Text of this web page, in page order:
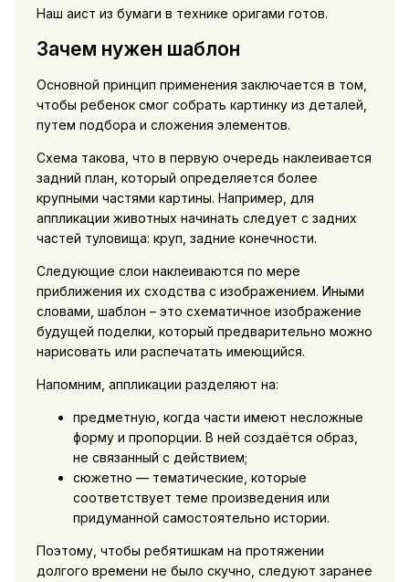
Наш аист из бумаги в технике оригами готов.
Зачем нужен шаблон
Основной принцип применения заключается в том,
чтобы ребенок смог собрать картинку из деталей,
путем подбора и сложения элементов.
Схема такова, что в первую очередь наклеивается
задний план, который определяется более
крупными частями картины. Например, для
аппликации животных начинать следует с задних
частей туловища: круп, задние конечности.
Следующие слои наклеиваются по мере
приближения их сходства с изображением. Иными
словами, шаблон – это схематичное изображение
будущей поделки, который предварительно можно
нарисовать или распечатать имеющийся.
Напомним, аппликации разделяют на:
предметную, когда части имеют несложные
форму и пропорции. В ней создаётся образ,
не связанный с действием;
сюжетно — тематические, которые
соответствует теме произведения или
придуманной самостоятельно истории.
Поэтому, чтобы ребятишкам на протяжении
долгого времени не было скучно, следуют заранее